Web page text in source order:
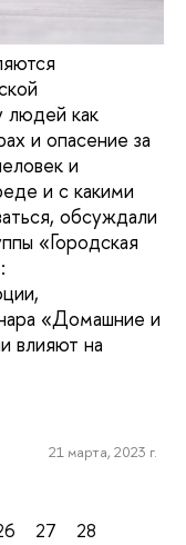
людей как
и опасение за
и
и с какими
обсуждали
«Городская
«Домашние и
влияют на
21 марта, 2023 г.
27
28